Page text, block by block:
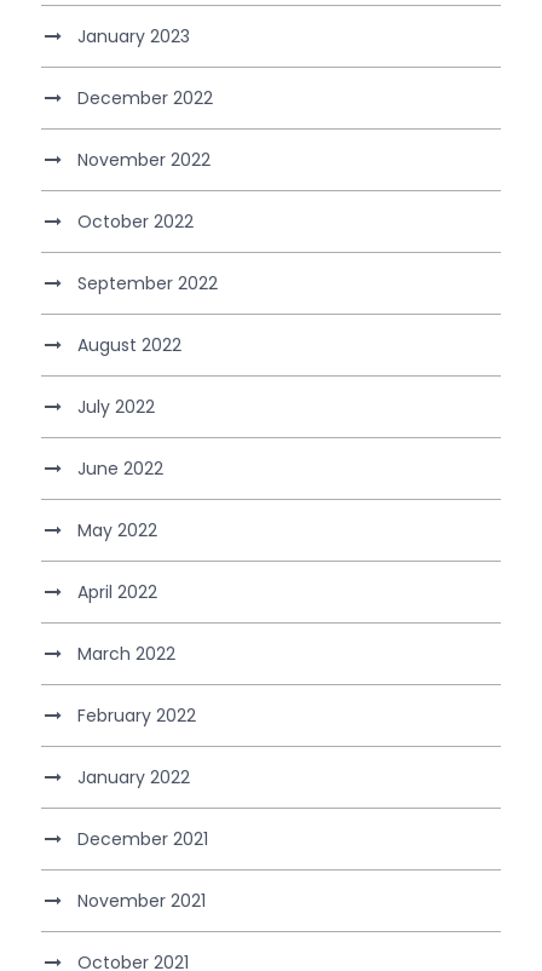
January 2023
December 2022
November 2022
October 2022
September 2022
August 2022
July 2022
June 2022
May 2022
April 2022
March 2022
February 2022
January 2022
December 2021
November 2021
October 2021